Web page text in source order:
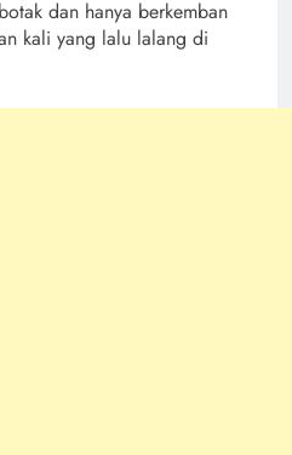
dan hanya berkemban
kali yang lalu lalang di